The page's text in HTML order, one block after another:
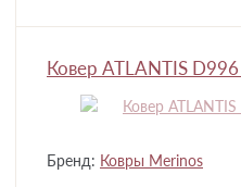
Ковер ATLANTIS
Бренд: Ковры Merinos